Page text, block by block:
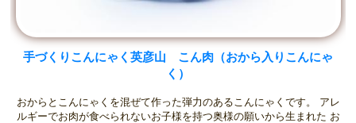
手づくりこんにゃく英彦山 こん肉（おから入りこんにゃ
く）
おからとこんにゃくを混ぜて作った弾力のあるこんにゃくです。 アレ
ルギーでお肉が食べられないお子様を持つ奥様の願いから生まれた お